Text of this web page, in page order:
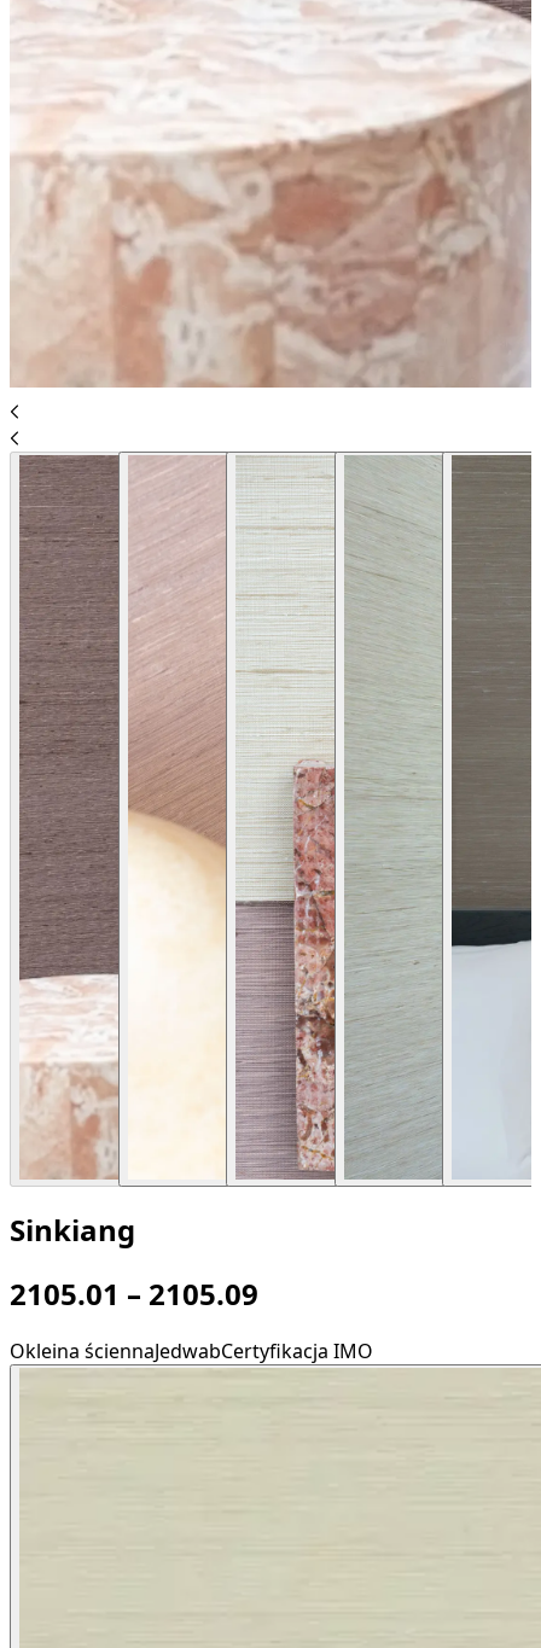
Sinkiang
2105.01 – 2105.09
Okleina ściennaJedwabCertyfikacja IMO